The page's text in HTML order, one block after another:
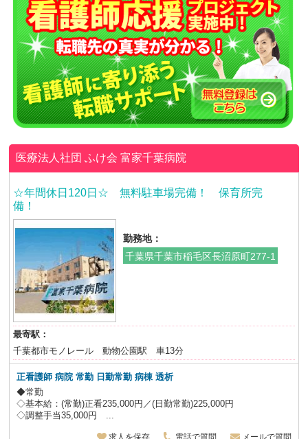
医療法人社団 ふけ会富家千葉病院
☆年間休日120日☆ 無料駐車場完備！ 保育所完
備！
勤務地：
千葉県千葉市稲毛区長沼原町277-1
最寄駅：
千葉都市モノレール 動物公園駅 車13分
正看護師 病院 常勤 日勤常勤 病棟 透析
◆常勤
◇基本給：(常勤)正看235,000円／(日勤常勤)225,000円
◇調整手当35,000円 ...
求人を保存 電話で質問 メールで質問